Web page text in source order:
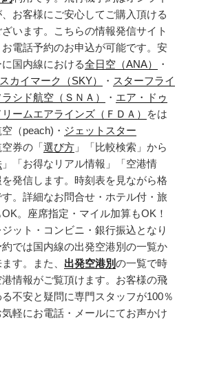
お客様にご安心してご購入頂ける
います。こちらの情報発信サイト
電話予約のお申込が可能です。安
国内線における全日空（ANA）
・
スカイマーク（SKY） ・ スターフライ
ラシド航空（ＳＮＡ） ・ エア・ドゥ
ームエアラインズ（ＦＤＡ）
をは
（peach)・ ジェットスター
券の「選び方 」「比較検索」から
」「お得なリアル情報」「空港情
発信します。時刻表を見ながら格
。詳細なお問合せ・ホテル付・旅
。座席指定・マイル加算もOK！
ット・コンビニ・銀行振込となり
では国内線の出発空港別の一覧か
す。また、 出発空港別の一覧で時
情報がご覧頂けます。お客様の飛
不安と疑問に専門スタッフが100％
軽にお電話・メールにてお声かけ